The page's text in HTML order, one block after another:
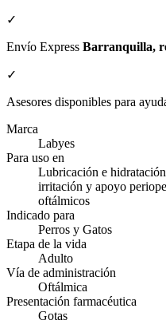
✓
Envío Express Barranquilla,
✓
Asesores disponibles para
Marca
Labyes
Para uso en
Lubricación e
irritación y apoyo
oftálmicos
Indicado para
Perros y Gatos
Etapa de la vida
Adulto
Vía de administración
Oftálmica
Presentación farmacéutica
Gotas